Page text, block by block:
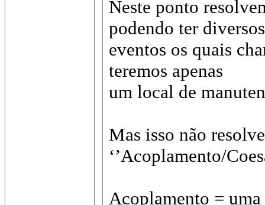
Neste ponto
podendo ter diversos
eventos os quais
teremos apenas
um local de
Mas isso não
‘’Acoplamento/
Acoplamento =